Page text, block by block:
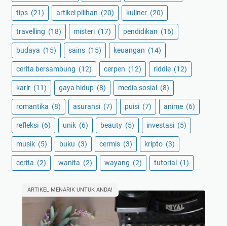
tips (21) artikel pilihan (20) kuliner (20)
travelling (18) misteri (17) pendidikan (16)
budaya (15) sains (15) keuangan (14)
cerita bersambung (12) cerpen (12) riddle (12)
karir (11) gaya hidup (8) media sosial (8)
romantika (8) asuransi (7) puisi (7) anime (6)
refleksi (6) unik (6) beauty (5) investasi (5)
musik (5) buku (3) cermis (3) kripto (3)
cerita (2) wanita (2) wayang (2) tutorial (1)
ARTIKEL MENARIK UNTUK ANDA!